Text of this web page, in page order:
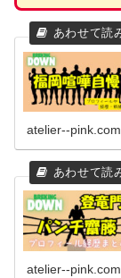
atelier--pink.com
atelier--pink.com